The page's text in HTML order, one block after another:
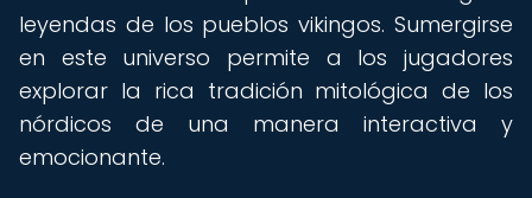
leyendas de los pueblos vikingos. Sumergirse
en este universo permite a los jugadores
explorar la rica tradición mitológica de los
nórdicos de una manera interactiva y
emocionante.